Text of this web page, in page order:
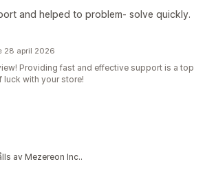
and helped to problem- solve quickly.
28 april 2026
Providing fast and effective support is a top
luck with your store!
av Mezereon Inc..